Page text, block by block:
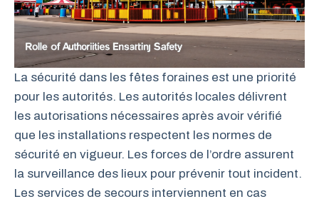
La sécurité dans les fêtes foraines est une priorité
pour les autorités. Les autorités locales délivrent
les autorisations nécessaires après avoir vérifié
que les installations respectent les normes de
sécurité en vigueur. Les forces de l’ordre assurent
la surveillance des lieux pour prévenir tout incident.
Les services de secours interviennent en cas